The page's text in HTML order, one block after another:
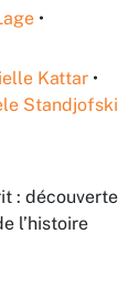
•
Kattar •
Standjofski
: découverte
l’histoire